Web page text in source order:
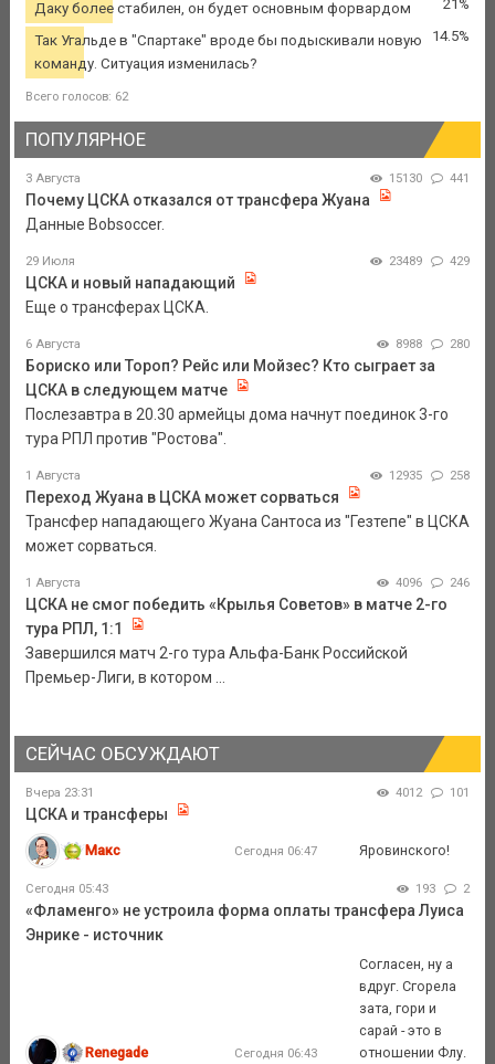
Даку более стабилен, он будет основным форвардом 21%
Так Угальде в "Спартаке" вроде бы подыскивали новую
команду. Ситуация изменилась?
14.5%
Всего голосов: 62
ПОПУЛЯРНОЕ
3 Августа 15130 441
Почему ЦСКА отказался от трансфера Жуана
Данные Bobsoccer.
29 Июля 23489 429
ЦСКА и новый нападающий
Еще о трансферах ЦСКА.
6 Августа 8988 280
Бориско или Тороп? Рейс или Мойзес? Кто сыграет за
ЦСКА в следующем матче
Послезавтра в 20.30 армейцы дома начнут поединок 3-го
тура РПЛ против "Ростова".
1 Августа 12935 258
Переход Жуана в ЦСКА может сорваться
Трансфер нападающего Жуана Сантоса из "Гезтепе" в ЦСКА
может сорваться.
1 Августа 4096 246
ЦСКА не смог победить «Крылья Советов» в матче 2-го
тура РПЛ, 1:1
Завершился матч 2-го тура Альфа-Банк Российской
Премьер-Лиги, в котором ...
СЕЙЧАС ОБСУЖДАЮТ
Вчера 23:31 4012 101
ЦСКА и трансферы
Макс Сегодня 06:47 Яровинского!
Сегодня 05:43 193 2
«Фламенго» не устроила форма оплаты трансфера Луиса
Энрике - источник
Renegade Сегодня 06:43
Согласен, ну а
вдруг. Сгорела
зата, гори и
сарай - это в
отношении Флу.